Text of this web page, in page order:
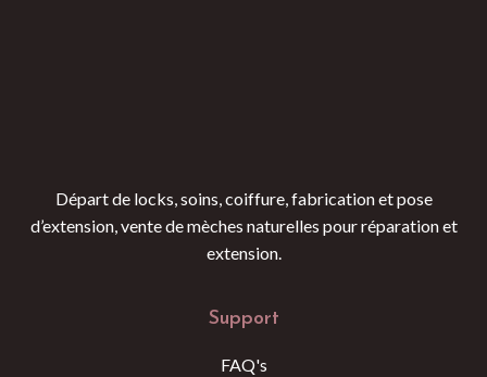
Départ de locks, soins, coiffure, fabrication et pose
d’extension, vente de mèches naturelles pour réparation et
extension.
Support
FAQ's